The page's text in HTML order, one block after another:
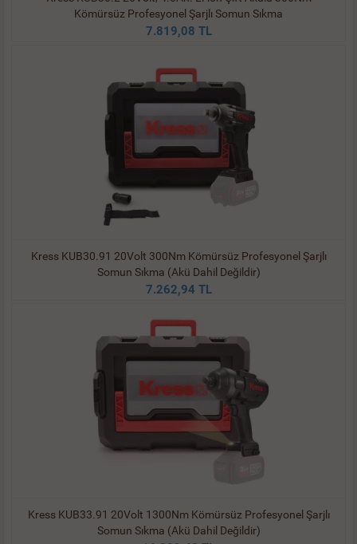
Kömürsüz Profesyonel Şarjlı Somun Sıkma
7.819,08 TL
Kress KUB30.91 20Volt 300Nm Kömürsüz Profesyonel Şarjlı
Somun Sıkma (Akü Dahil Değildir)
7.262,94 TL
Kress KUB33.91 20Volt 1300Nm Kömürsüz Profesyonel Şarjlı
Somun Sıkma (Akü Dahil Değildir)